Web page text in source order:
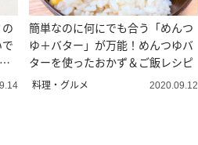
簡単なのに何にでも合う「めんつ
ゆ＋バター」が万能！めんつゆバ
ターを使ったおかず＆ご飯レシピ
料理・グルメ 2020.09.12